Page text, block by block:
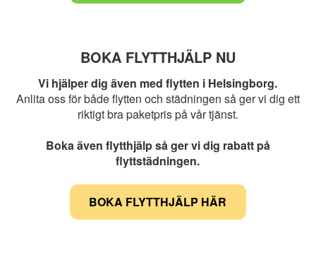
BOKA FLYTTHJÄLP NU
Vi hjälper dig även med flytten i Helsingborg.
Anlita oss för både flytten och städningen så ger vi dig ett
riktigt bra paketpris på vår tjänst.
Boka även flytthjälp så ger vi dig rabatt på
flyttstädningen.
BOKA FLYTTHJÄLP HÄR